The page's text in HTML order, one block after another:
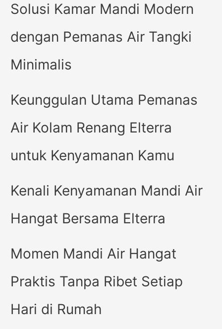
Solusi Kamar Mandi Modern
dengan Pemanas Air Tangki
Minimalis
Keunggulan Utama Pemanas
Air Kolam Renang Elterra
untuk Kenyamanan Kamu
Kenali Kenyamanan Mandi Air
Hangat Bersama Elterra
Momen Mandi Air Hangat
Praktis Tanpa Ribet Setiap
Hari di Rumah